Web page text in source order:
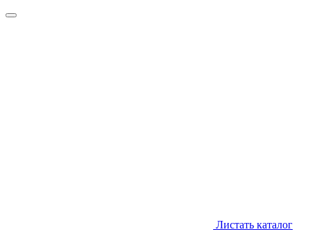
Листать каталог